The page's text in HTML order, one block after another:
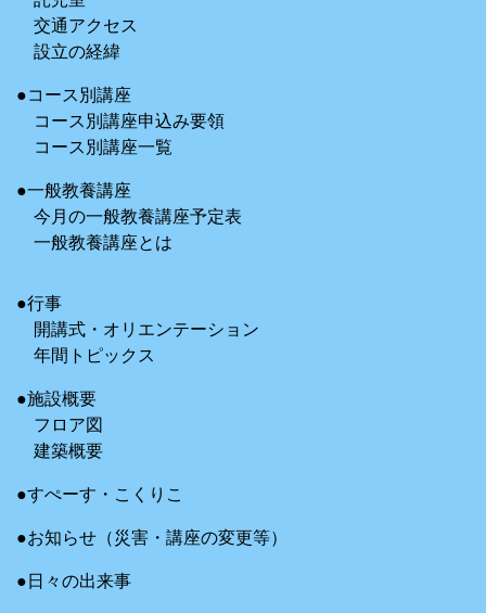
交通アクセス
設立の経緯
●コース別講座
コース別講座申込み要領
コース別講座一覧
●一般教養講座
今月の一般教養講座予定表
一般教養講座とは
●行事
開講式・オリエンテーション
年間トピックス
●施設概要
フロア図
建築概要
●すぺーす・こくりこ
●お知らせ（災害・講座の変更等）
●日々の出来事